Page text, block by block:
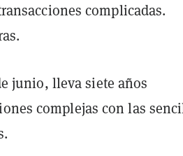
complicadas.
junio, lleva siete años
complejas con las